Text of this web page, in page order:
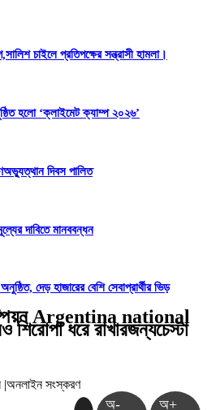
চাইলে প্রতিপক্ষের সন্ত্রাসী হামলা।
হলো ‘ক্লাইমেট ক্যাম্প ২০২৬’
দিবস পালিত
দাবিতে মানববন্ধন
দেড় হাজারের বেশি সেবাপ্রার্থীর ভিড়
Argentina national
ধরে রাখারজন্যচেস্টা
|অনলাইন সংস্করণ
অ- অ+